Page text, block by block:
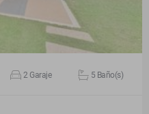
2 Garaje 5 Baño(s)